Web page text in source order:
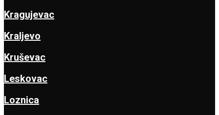
Kragujevac
Kraljevo
Kruševac
Leskovac
Loznica